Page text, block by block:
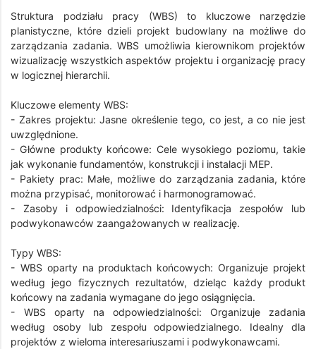
Struktura podziału pracy (WBS) to kluczowe narzędzie
planistyczne, które dzieli projekt budowlany na możliwe do
zarządzania zadania. WBS umożliwia kierownikom projektów
wizualizację wszystkich aspektów projektu i organizację pracy
w logicznej hierarchii.
Kluczowe elementy WBS:
- Zakres projektu: Jasne określenie tego, co jest, a co nie jest
uwzględnione.
- Główne produkty końcowe: Cele wysokiego poziomu, takie
jak wykonanie fundamentów, konstrukcji i instalacji MEP.
- Pakiety prac: Małe, możliwe do zarządzania zadania, które
można przypisać, monitorować i harmonogramować.
- Zasoby i odpowiedzialności: Identyfikacja zespołów lub
podwykonawców zaangażowanych w realizację.
Typy WBS:
- WBS oparty na produktach końcowych: Organizuje projekt
według jego fizycznych rezultatów, dzieląc każdy produkt
końcowy na zadania wymagane do jego osiągnięcia.
- WBS oparty na odpowiedzialności: Organizuje zadania
według osoby lub zespołu odpowiedzialnego. Idealny dla
projektów z wieloma interesariuszami i podwykonawcami.